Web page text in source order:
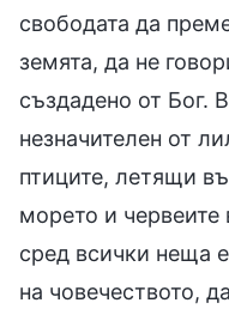
свободата да
земята, да не
създадено от Бог.
незначителен от
птиците, летящи
морето и червеите
сред всички неща
на човечеството,